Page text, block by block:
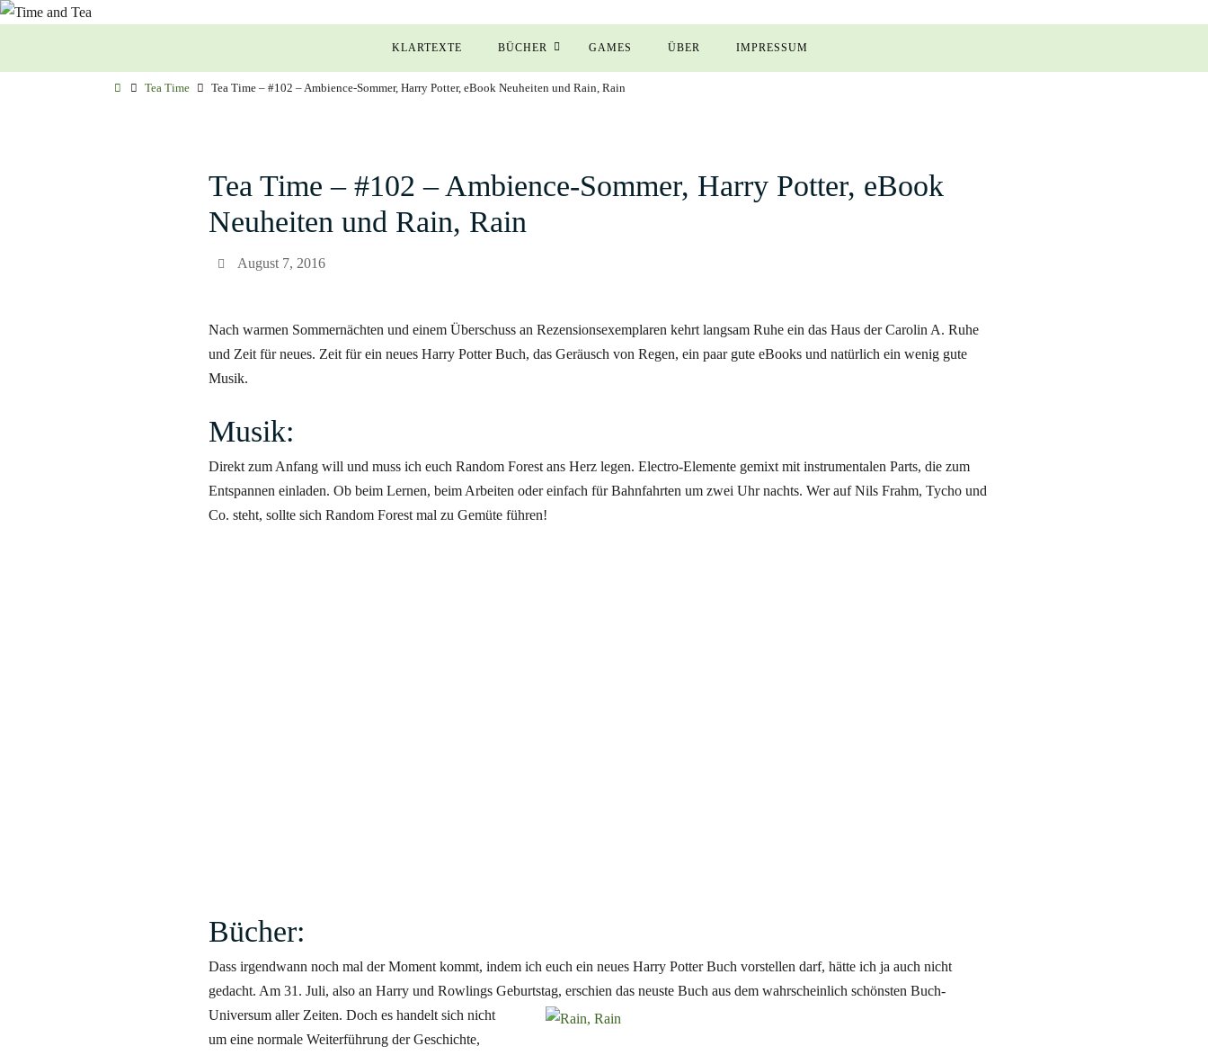
Zum
springen
KLARTEXTE BÜCHER GAMES ÜBER IMPRESSUM
StartTea Time Tea Time – #102 – Ambience-Sommer, Harry Potter, eBook Neuheiten und Rain, Rain
Tea Time – #102 – Ambience-Sommer, Harry Potter, eBook
Neuheiten und Rain, Rain
August 7, 2016
Nach warmen Sommernächten und einem Überschuss an Rezensionsexemplaren kehrt langsam Ruhe ein das Haus der Carolin A. Ruhe
und Zeit für neues. Zeit für ein neues Harry Potter Buch, das Geräusch von Regen, ein paar gute eBooks und natürlich ein wenig gute
Musik.
Musik:
Direkt zum Anfang will und muss ich euch Random Forest ans Herz legen. Electro-Elemente gemixt mit instrumentalen Parts, die zum
Entspannen einladen. Ob beim Lernen, beim Arbeiten oder einfach für Bahnfahrten um zwei Uhr nachts. Wer auf Nils Frahm, Tycho und
Co. steht, sollte sich Random Forest mal zu Gemüte führen!
Bücher:
Dass irgendwann noch mal der Moment kommt, indem ich euch ein neues Harry Potter Buch vorstellen darf, hätte ich ja auch nicht
gedacht. Am 31. Juli, also an Harry und Rowlings Geburtstag, erschien das neuste Buch aus dem wahrscheinlich schönsten Buch-
Universum aller Zeiten. Doch es handelt sich nicht
um eine normale Weiterführung der Geschichte,